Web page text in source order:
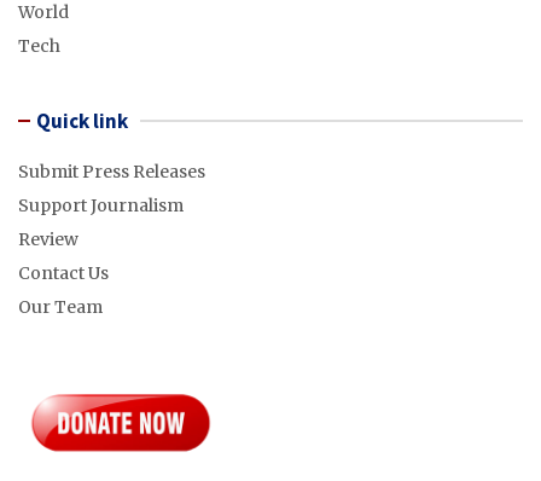
World
Tech
Quick link
Submit Press Releases
Support Journalism
Review
Contact Us
Our Team